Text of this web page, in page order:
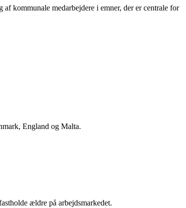
kommunale medarbejdere i emner, der er centrale for
England og Malta.
ældre på arbejdsmarkedet.